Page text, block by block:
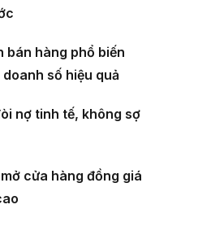
bán hàng phổ biến
số hiệu quả
nợ tinh tế, không sợ
cửa hàng đồng giá